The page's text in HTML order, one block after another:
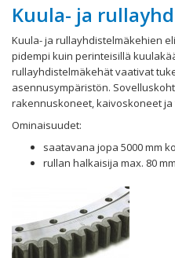
Kuula- ja
Kuula- ja rullayhdistelmäkehien
pidempi kuin perinteisillä
rullayhdistelmäkehät vaativat
asennusympäristön.
rakennuskoneet, kaivoskoneet
Ominaisuudet:
saatavana jopa 5000 mm
rullan halkaisija max. 80 mm